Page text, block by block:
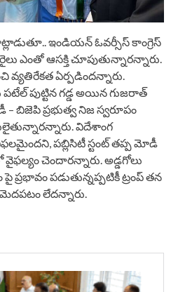
ఇండియన్ ఓవర్సీస్ కాంగ్రెస్
ఎంతో ఆసక్తి చూపుతున్నారన్నారు.
వ్యతిరేకత ఏర్పడిందన్నారు.
పుట్టిన గడ్డ అయిన గుజరాత్
బిజెపి ప్రభుత్వ నిజ స్వరూపం
విదేశాంగ
పబ్లిసిటీ స్టంట్ తప్ప మోడీ
చెందారన్నారు. అడ్డగోలు
పడుతున్నప్పటికీ ట్రంప్ తన
లేదన్నారు.